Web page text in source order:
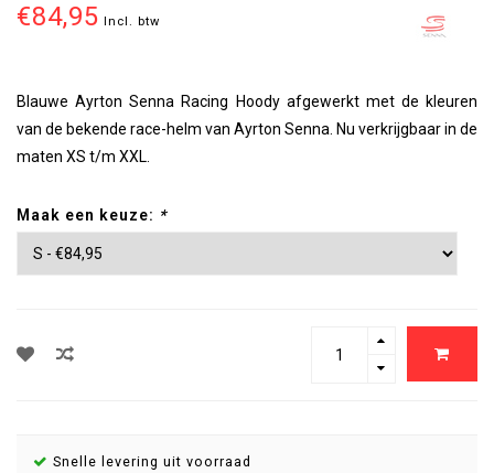
€84,95 Incl. btw
Blauwe Ayrton Senna Racing Hoody afgewerkt met de kleuren
van de bekende race-helm van Ayrton Senna. Nu verkrijgbaar in de
maten XS t/m XXL.
Maak een keuze: *
Snelle levering uit voorraad